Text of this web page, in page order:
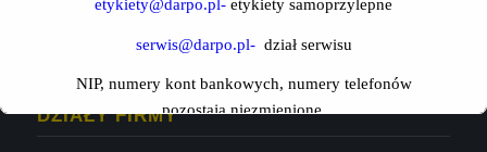
DZIAŁY FIRMY
etykiety@darpo.pl- etykiety samoprzylepne
serwis@darpo.pl-dział serwisu
NIP, numery kont bankowych, numery telefonów
pozostają niezmienione.